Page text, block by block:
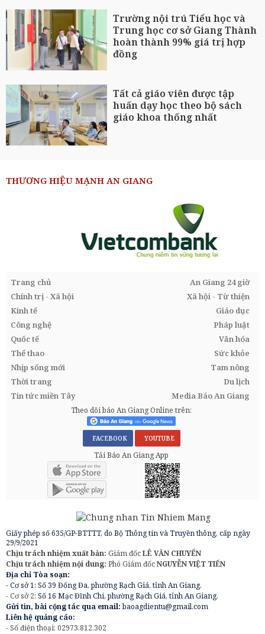
Trường nội trú Tiểu học và
Trung học cơ sở Giang Thành
hoàn thành 99% giá trị hợp
đồng
Tất cả giáo viên được tập
huấn dạy học theo bộ sách
giáo khoa thống nhất
THƯƠNG HIỆU MẠNH AN GIANG
Trang chủ
An Giang 24 giờ
Chính trị - Xã hội
Xã hội - Từ thiện
Kinh tế
Giáo dục
Công nghệ
Pháp luật
Quốc tế
Văn hóa
Thể thao
Sức khỏe
Nhịp sống mới
Tam nông
Thời trang
Du lịch
Tin tức miền Tây
Media Báo An Giang
Theo dõi báo An Giang Online trên:
FACEBOOK YOUTUBE
Tải Báo An Giang App
Giấy phép số 635/GP-BTTTT, do Bộ Thông tin và Truyền thông, cấp ngày
29/9/2021
Chịu trách nhiệm xuất bản: Giám đốcLÊ VĂN CHUYỂN
Chịu trách nhiệm nội dung: Phó Giám đốcNGUYỄN VIỆT TIẾN
Địa chỉ Tòa soạn:
- Cơ sở 1: Số 39 Đống Đa, phường Rạch Giá, tỉnh An Giang.
- Cơ sở 2: Số 16 Mạc Đĩnh Chi, phường Rạch Giá, tỉnh An Giang.
Gửi tin, bài cộng tác qua email:baoagdientu@gmail.com
Liên hệ quảng cáo:
- Số điện thoại: 02973.812.302